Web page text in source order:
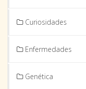
Curiosidades
Enfermedades
Genética